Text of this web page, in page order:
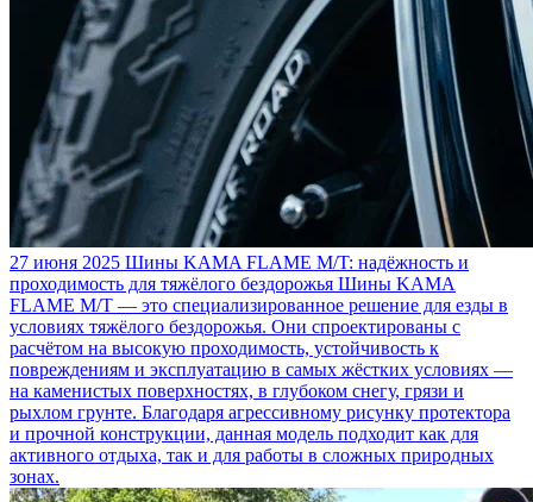
27 июня 2025 Шины KAMA FLAME M/T: надёжность и
проходимость для тяжёлого бездорожья Шины KAMA
FLAME M/T — это специализированное решение для езды в
условиях тяжёлого бездорожья. Они спроектированы с
расчётом на высокую проходимость, устойчивость к
повреждениям и эксплуатацию в самых жёстких условиях —
на каменистых поверхностях, в глубоком снегу, грязи и
рыхлом грунте. Благодаря агрессивному рисунку протектора
и прочной конструкции, данная модель подходит как для
активного отдыха, так и для работы в сложных природных
зонах.